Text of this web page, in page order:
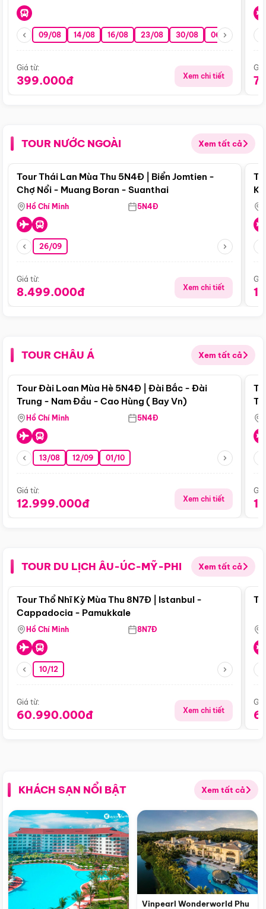
09/08 14/08 16/08 23/08 30/08 06/09 13/09
Giá từ:
399.000đ Xem chi tiết
TOUR NƯỚC NGOÀI Xem tất cả
Điểm nổi bật
Tour Thái Lan Mùa Thu 5N4Đ | Biển Jomtien -
Chợ Nổi - Muang Boran - Suanthai
Hồ Chí Minh 5N4Đ
26/09
Giá từ:
8.499.000đ Xem chi tiết
TOUR CHÂU Á Xem tất cả
Điểm nổi bật
Tour Đài Loan Mùa Hè 5N4Đ | Đài Bắc - Đài
Trung - Nam Đầu - Cao Hùng ( Bay Vn)
Hồ Chí Minh 5N4Đ
13/08 12/09 01/10
Giá từ:
12.999.000đ Xem chi tiết
TOUR DU LỊCH ÂU-ÚC-MỸ-PHI Xem tất cả
Điểm nổi bật
Tour Thổ Nhĩ Kỳ Mùa Thu 8N7Đ | Istanbul -
Cappadocia - Pamukkale
Hồ Chí Minh 8N7Đ
10/12
Giá từ:
60.990.000đ Xem chi tiết
KHÁCH SẠN NỔI BẬT Xem tất cả
Vinpearl Wonderworld Phu